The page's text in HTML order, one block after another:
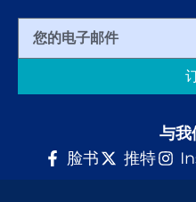
与我
脸书
推特